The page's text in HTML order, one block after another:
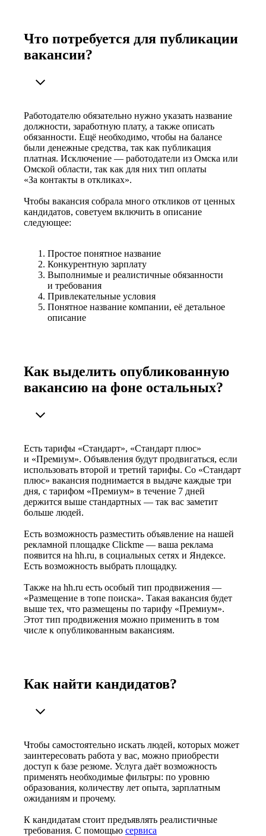
Что потребуется для публикации
вакансии?
Работодателю обязательно нужно указать название
должности, заработную плату, а также описать
обязанности. Ещё необходимо, чтобы на балансе
были денежные средства, так как публикация
платная. Исключение — работодатели из Омска или
Омской области, так как для них тип оплаты
«За контакты в откликах».
Чтобы вакансия собрала много откликов от ценных
кандидатов, советуем включить в описание
следующее:
Простое понятное название
Конкурентную зарплату
Выполнимые и реалистичные обязанности
и требования
Привлекательные условия
Понятное название компании, её детальное
описание
Как выделить опубликованную
вакансию на фоне остальных?
Есть тарифы «Стандарт», «Стандарт плюс»
и «Премиум». Объявления будут продвигаться, если
использовать второй и третий тарифы. Со «Стандарт
плюс» вакансия поднимается в выдаче каждые три
дня, с тарифом «Премиум» в течение 7 дней
держится выше стандартных — так вас заметит
больше людей.
Есть возможность разместить объявление на нашей
рекламной площадке Clickme — ваша реклама
появится на hh.ru, в социальных сетях и Яндексе.
Есть возможность выбрать площадку.
Также на hh.ru есть особый тип продвижения —
«Размещение в топе поиска». Такая вакансия будет
выше тех, что размещены по тарифу «Премиум».
Этот тип продвижения можно применить в том
числе к опубликованным вакансиям.
Как найти кандидатов?
Чтобы самостоятельно искать людей, которых может
заинтересовать работа у вас, можно приобрести
доступ к базе резюме. Услуга даёт возможность
применять необходимые фильтры: по уровню
образования, количеству лет опыта, зарплатным
ожиданиям и прочему.
К кандидатам стоит предъявлять реалистичные
требования. С помощью сервиса